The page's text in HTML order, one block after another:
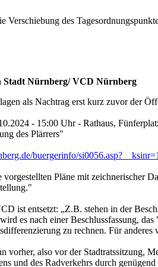
Verschiebung des
Stadt Nürnberg/ VCD Nürnberg
als Nachtrag erst kurz zuvor der
- 15:00 Uhr - Rathaus,
des Plärrers"
buergerinfo/
vorgestellten Pläne mit zeichnerischer
ist entsetzt: „Z.B. stehen in der
es nach einer Beschlussfassung,
zu rechnen. Für
vorher, also vor der Stadtratssitzung,
und des Radverkehrs durch